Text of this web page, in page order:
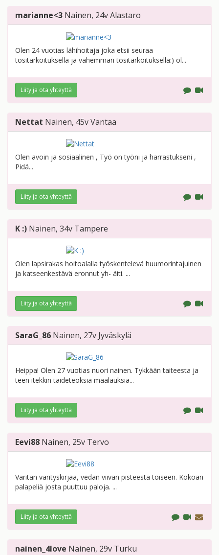
marianne<3 Nainen, 24vAlastaro
Olen 24 vuotias lähihoitaja joka etsii seuraa
tositarkoituksella ja vähemmän tositarkoituksella:) ol...
Liity ja ota yhteyttä
Nettat Nainen, 45vVantaa
Olen avoin ja sosiaalinen , Työ on työni ja harrastukseni ,
Pidä...
Liity ja ota yhteyttä
K :) Nainen, 34v Tampere
Olen lapsirakas hoitoalalla työskentelevä huumorintajuinen
ja katseenkestävä eronnut yh- äiti. ...
Liity ja ota yhteyttä
SaraG_86 Nainen, 27v Jyväskylä
Heippa! Olen 27 vuotias nuori nainen. Tykkään taiteesta ja
teen itekkin taideteoksia maalauksia...
Liity ja ota yhteyttä
Eevi88 Nainen, 25v Tervo
Väritän värityskirjaa, vedän viivan pisteestä toiseen. Kokoan
palapeliä josta puuttuu paloja. ...
Liity ja ota yhteyttä
nainen_4love Nainen, 29v Turku